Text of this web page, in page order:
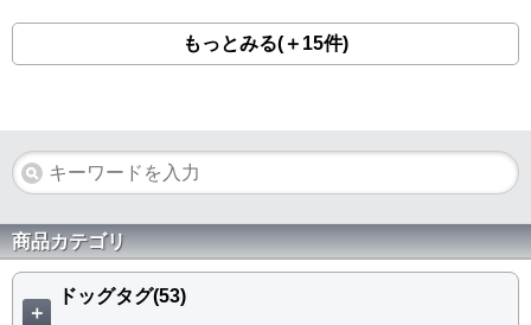
もっとみる(＋15件)
商品カテゴリ
＋
ドッグタグ(53)